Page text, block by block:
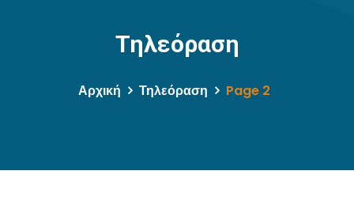
Τηλεόραση
Αρχική Τηλεόραση Page 2